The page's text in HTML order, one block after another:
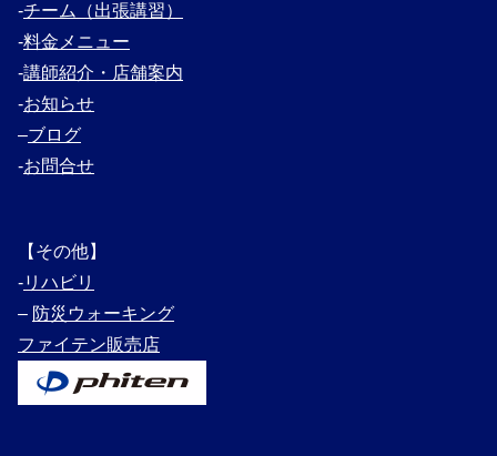
‐チーム（出張講習）
‐料金メニュー
‐講師紹介・ 店舗案内
‐お知らせ
–ブログ
‐お問合せ
【その他】
‐リハビリ
– 防災ウォーキング
ファイテン販売店